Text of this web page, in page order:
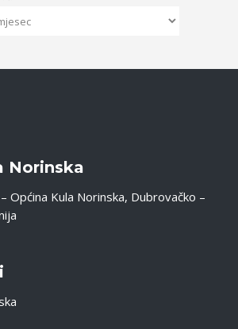
Norinska
Općina Kula Norinska, Dubrovačko –